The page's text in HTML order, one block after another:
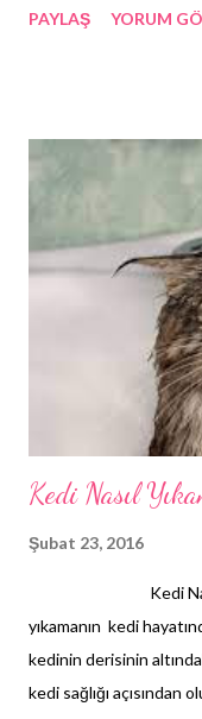
oynamayı seven bir
ayaklarının üzerinde
bakıma alıştırırsınız,
bir kedi olan British
Çocuklarla arası son
kedidir. Nadiren
kedisi olmaya kolayca
PAYLAŞ YORUM
Kedi Nasıl
Şubat 23, 2016
Kedi Nasıl
yıkamanın kedi
kedinin derisinin
kedi sağlığı açısından